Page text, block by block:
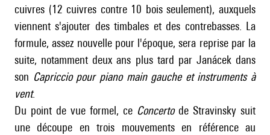
cuivres (12 cuivres contre 10 bois seulement), auxquels
viennent s'ajouter des timbales et des contrebasses. La
formule, assez nouvelle pour l'époque, sera reprise par la
suite, notamment deux ans plus tard par Janácekdans
son Capriccio pour piano main gauche et instruments à
vent.
Du point de vue formel, ce Concertode Stravinsky suit
une découpe en trois mouvements en référence au